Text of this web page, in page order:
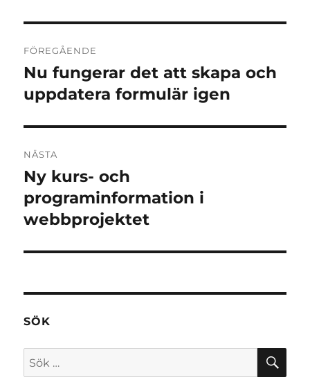
FÖREGÅENDE
Föregående
inlägg:
Nu fungerar det att skapa och
uppdatera formulär igen
NÄSTA
Nästa
inlägg:
Ny kurs- och
programinformation i
webbprojektet
SÖK
Sök
efter: